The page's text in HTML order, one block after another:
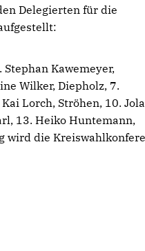
Delegierten für die
Kawemeyer,
Wilker, Diepholz, 7.
Lorch, Ströhen, 10.
13. Heiko Huntemann,
wird die